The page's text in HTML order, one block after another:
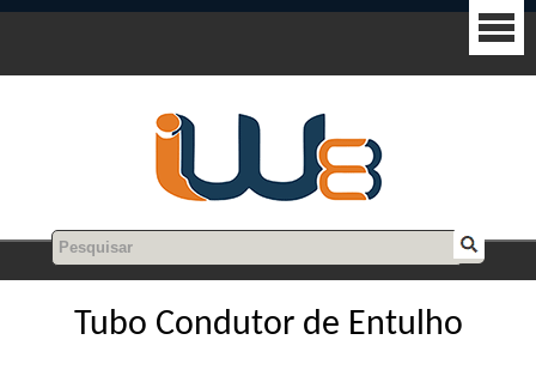
Tubo Condutor de Entulho